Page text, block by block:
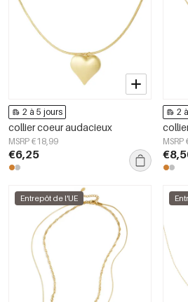
2 à 5 jours
collier coeur audacieux
MSRP €18,99
€6,25
2
Entrepôt de l'UE